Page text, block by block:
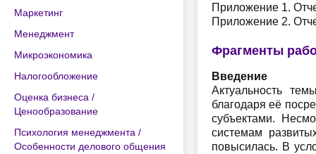
Маркетинг
Менеджмент
Микроэкономика
Налогообложение
Оценка бизнеса /
Ценообразование
Психология менеджмента /
Особенности делового общения
Приложение 1.
Приложение 2.
Фрагменты
Введение
Актуальность
благодаря её
субъектами.
системам
повысилась. В